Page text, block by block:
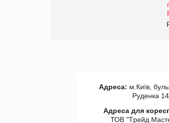
Адреса: м.Київ,
Руденка
Адреса для
ТОВ "Tрейд